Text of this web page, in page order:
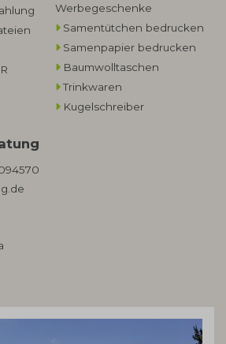
Werbegeschenke​
Samentütchen bedrucken
Samenpapier bedrucken
Baumwolltaschen​
Trinkwaren
Kugelschreiber